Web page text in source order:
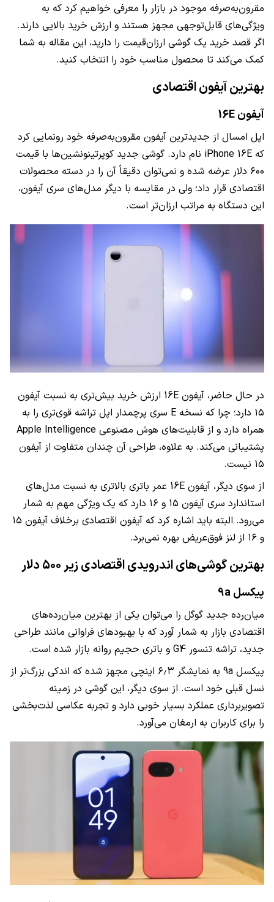
مقرون‌به‌صرفه موجود در بازار را معرفی خواهیم کرد که به
ویژگی‌های قابل‌توجهی مجهز هستند و ارزش خرید بالایی دارند.
اگر قصد خرید یک گوشی ارزان‌قیمت را دارید، این مقاله به شما
کمک می‌کند تا محصول مناسب خود را انتخاب کنید.
بهترین آیفون اقتصادی
آیفون 16E
اپل امسال از جدیدترین آیفون مقرون‌به‌صرفه خود رونمایی کرد
که iPhone 16E نام دارد. گوشی جدید کوپرتینونشین‌ها با قیمت
۶۰۰ دلار عرضه شده و نمی‌توان دقیقاً آن را در دسته محصولات
اقتصادی قرار داد؛ ولی در مقایسه با دیگر مدل‌های سری آیفون،
این دستگاه به مراتب ارزان‌تر است.
در حال حاضر، آیفون 16E ارزش خرید بیش‌تری به نسبت آیفون
۱۵ دارد؛ چرا که نسخه E سری پرچمدار اپل تراشه قوی‌تری را به
همراه دارد و از قابلیت‌های هوش مصنوعی Apple Intelligence
پشتیبانی می‌کند. به علاوه، طراحی آن چندان متفاوت از آیفون
۱۵ نیست.
از سوی دیگر، آيفون 16E عمر باتری بالاتری به نسبت مدل‌های
استاندارد سری آیفون ۱۵ و ۱۶ دارد که یک ویژگی مهم به شمار
می‌رود. البته باید اشاره کرد که آیفون اقتصادی برخلاف آیفون ۱۵
و ۱۶ از لنز فوق‌عریض بهره نمی‌برد.
بهترین گوشی‌های اندرویدی اقتصادی زیر ۵۰۰ دلار
پیکسل 9a
میان‌رده جدید گوگل را می‌توان یکی از بهترین میان‌رده‌های
اقتصادی بازار به شمار آورد که با بهبودهای فراوانی مانند طراحی
جدید، تراشه تنسور G4 و باتری حجیم‌ روانه بازار شده است.
پیکسل 9a به نمایشگر ۶٫۳ اینچی مجهز شده که اندکی‌ بزرگ‌تر از
نسل قبلی خود است. از سوی دیگر، این گوشی در زمینه
تصویربرداری عملکرد بسیار خوبی دارد و تجربه عکاسی لذت‌بخشی
را برای کاربران به ارمغان می‌آورد.